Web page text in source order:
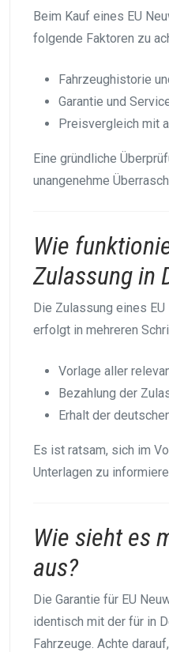
Beim Kauf eines EU
folgende Faktoren zu
Fahrzeughistorie
Garantie und
Preisvergleich mit
Eine gründliche
unangenehme
Wie
Zulassung in
Die Zulassung eines
erfolgt in mehreren
Vorlage aller
Bezahlung der
Erhalt der
Es ist ratsam, sich im
Unterlagen zu
Wie sieht es
aus?
Die Garantie für EU
identisch mit der für in
Fahrzeuge. Achte